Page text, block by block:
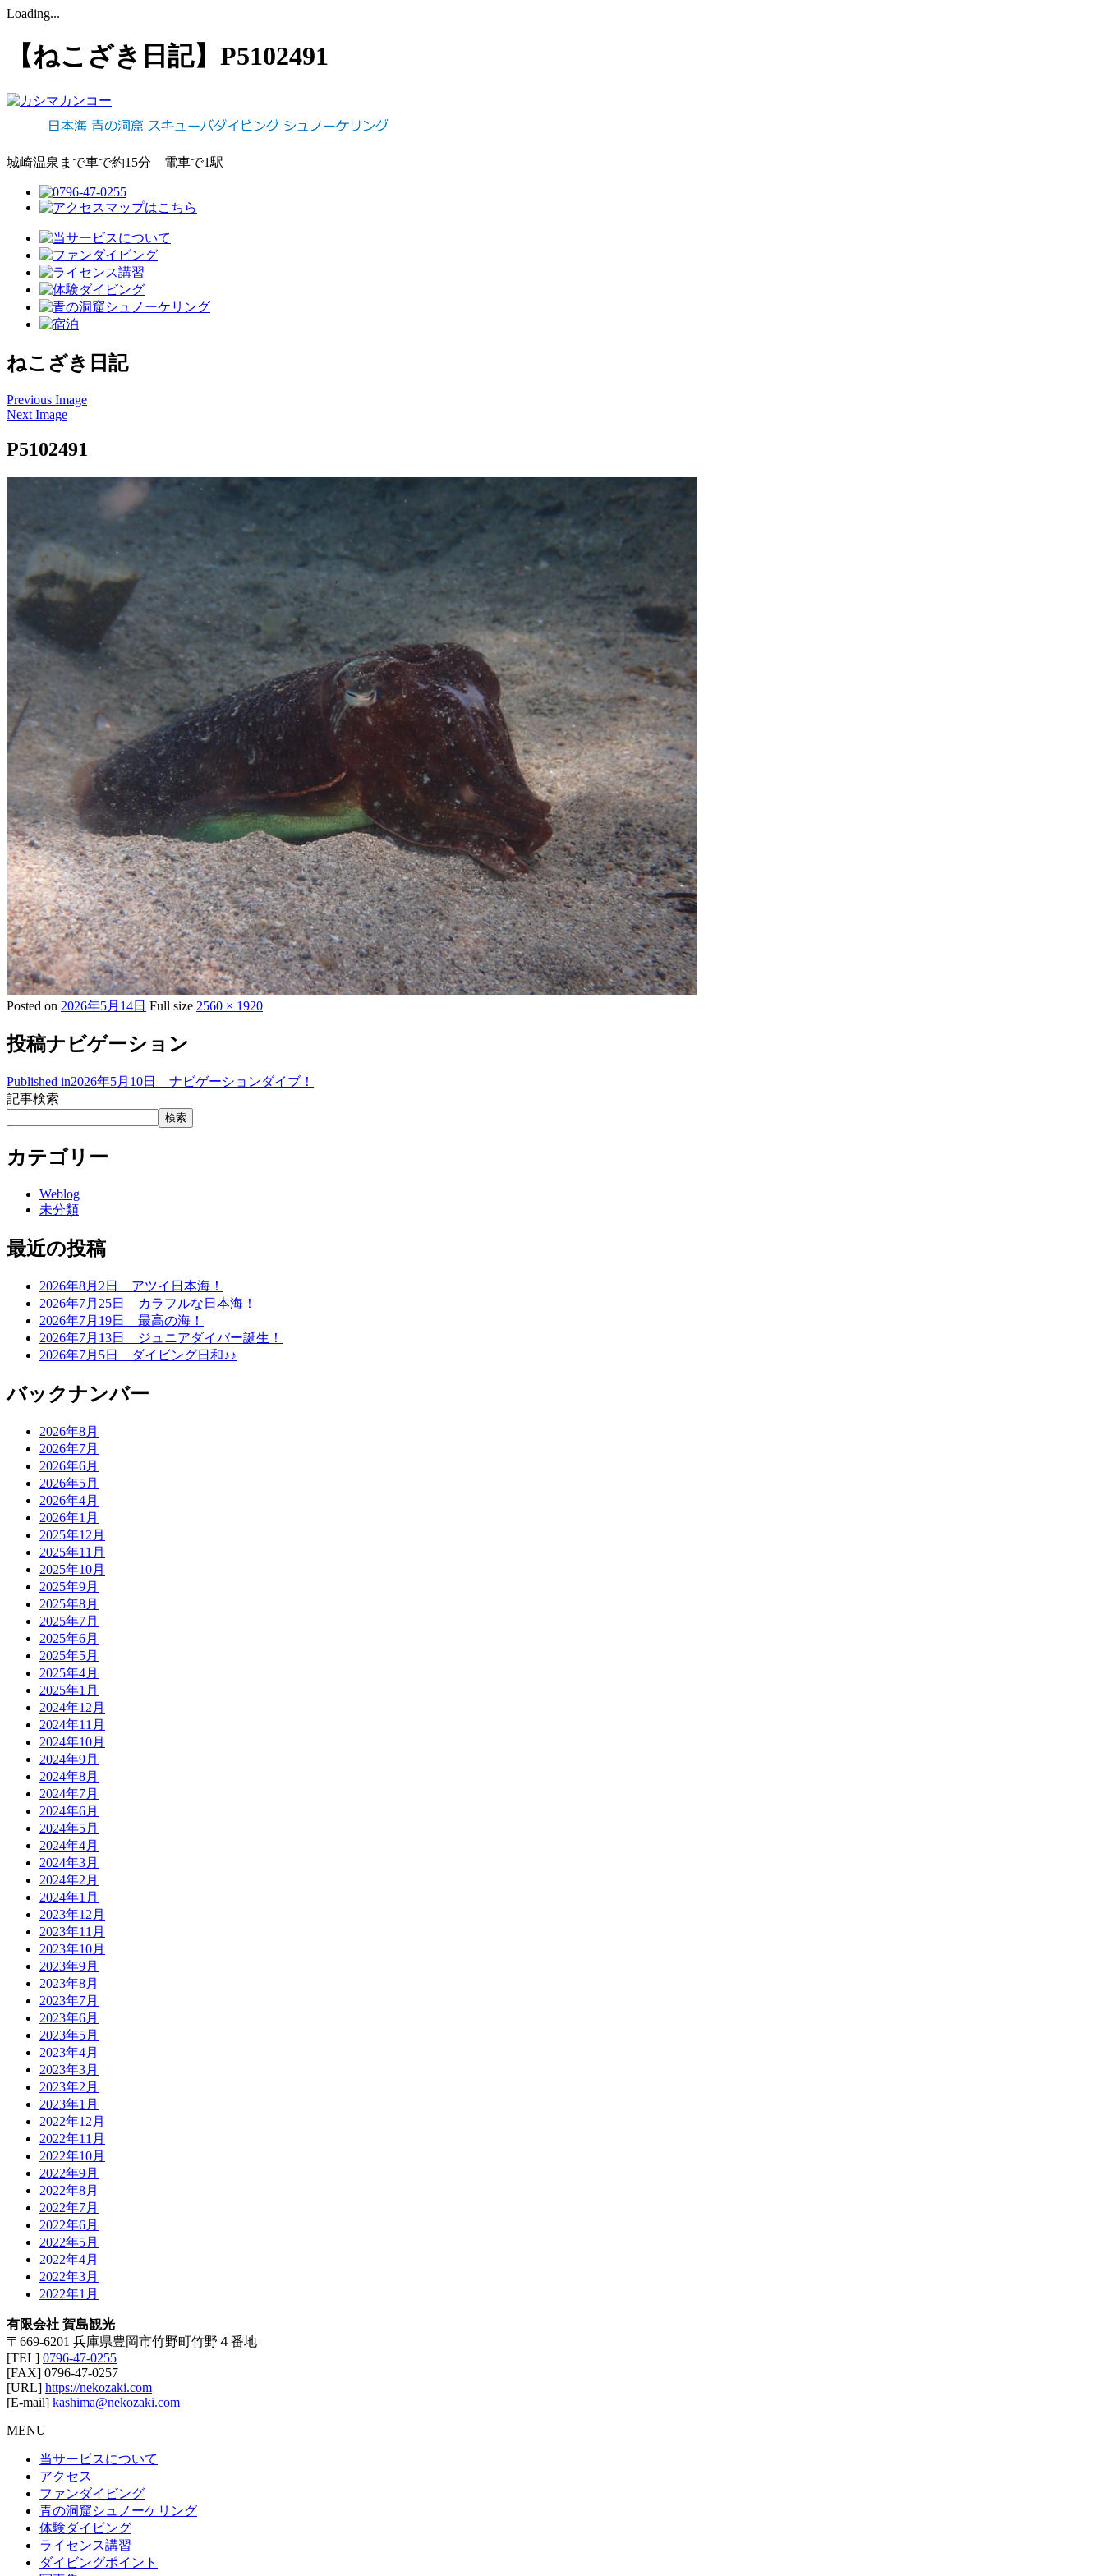
Loading...
【ねこざき日記】P5102491
城崎温泉まで車で約15分 電車で1駅
ねこざき日記
Previous Image
Next Image
P5102491
Posted on 2026年5月14日 Full size 2560 × 1920
投稿ナビゲーション
Published in2026年5月10日 ナビゲーションダイブ！
記事検索
検索
カテゴリー
Weblog
未分類
最近の投稿
2026年8月2日 アツイ日本海！
2026年7月25日 カラフルな日本海！
2026年7月19日 最高の海！
2026年7月13日 ジュニアダイバー誕生！
2026年7月5日 ダイビング日和♪♪
バックナンバー
2026年8月
2026年7月
2026年6月
2026年5月
2026年4月
2026年1月
2025年12月
2025年11月
2025年10月
2025年9月
2025年8月
2025年7月
2025年6月
2025年5月
2025年4月
2025年1月
2024年12月
2024年11月
2024年10月
2024年9月
2024年8月
2024年7月
2024年6月
2024年5月
2024年4月
2024年3月
2024年2月
2024年1月
2023年12月
2023年11月
2023年10月
2023年9月
2023年8月
2023年7月
2023年6月
2023年5月
2023年4月
2023年3月
2023年2月
2023年1月
2022年12月
2022年11月
2022年10月
2022年9月
2022年8月
2022年7月
2022年6月
2022年5月
2022年4月
2022年3月
2022年1月
有限会社 賀島観光
〒669-6201 兵庫県豊岡市竹野町竹野４番地
[TEL] 0796-47-0255
[FAX] 0796-47-0257
[URL] https://nekozaki.com
[E-mail] kashima@nekozaki.com
MENU
当サービスについて
アクセス
ファンダイビング
青の洞窟シュノーケリング
体験ダイビング
ライセンス講習
ダイビングポイント